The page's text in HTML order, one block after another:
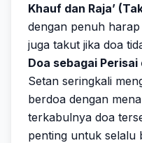
Khauf dan Raja’
dengan penuh
juga takut jika doa
Doa sebagai
Setan seringkali
berdoa dengan
terkabulnya doa
penting untuk selalu